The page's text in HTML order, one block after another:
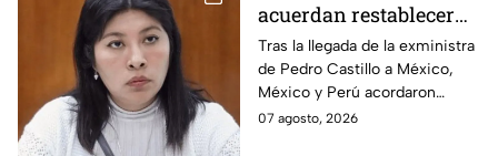
acuerdan restablecer
relaciones
diplomáticas tras
llegada de Betssy
Chávez al país
Tras la llegada de la exministra
de Pedro Castillo a México,
México y Perú acordaron
reanudar relaciones desde
07 agosto, 2026